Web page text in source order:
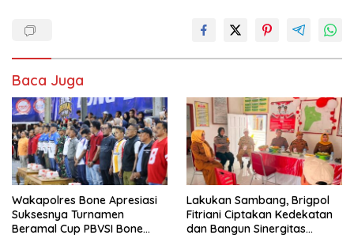
Baca Juga
Wakapolres Bone Apresiasi
Suksesnya Turnamen
Beramal Cup PBVSI Bone
Lakukan Sambang, Brigpol
Fitriani Ciptakan Kedekatan
dan Bangun Sinergitas